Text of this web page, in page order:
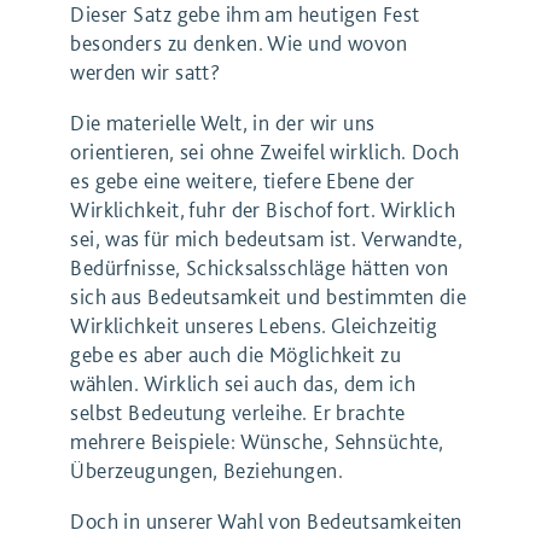
Dieser Satz gebe ihm am heutigen Fest
besonders zu denken. Wie und wovon
werden wir satt?
Die materielle Welt, in der wir uns
orientieren, sei ohne Zweifel wirklich. Doch
es gebe eine weitere, tiefere Ebene der
Wirklichkeit, fuhr der Bischof fort. Wirklich
sei, was für mich bedeutsam ist. Verwandte,
Bedürfnisse, Schicksalsschläge hätten von
sich aus Bedeutsamkeit und bestimmten die
Wirklichkeit unseres Lebens. Gleichzeitig
gebe es aber auch die Möglichkeit zu
wählen. Wirklich sei auch das, dem ich
selbst Bedeutung verleihe. Er brachte
mehrere Beispiele: Wünsche, Sehnsüchte,
Überzeugungen, Beziehungen.
Doch in unserer Wahl von Bedeutsamkeiten